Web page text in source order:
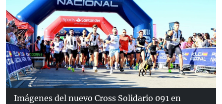
Imágenes del nuevo Cross Solidario 091 en